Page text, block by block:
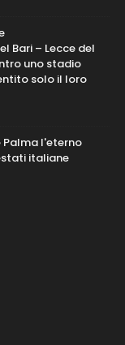
Bari – Lecce del
uno stadio
solo il loro
Palma l'eterno
italiane